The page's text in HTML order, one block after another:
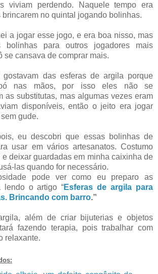
viviam perdendo. Naquele tempo era
brincarem no quintal jogando bolinhas.
a jogar esse jogo, e era boa nisso, mas
bolinhas para outros jogadores mais
se cansava de comprar mais.
das esferas de argila porque
nas mãos, por isso eles não se
as substitutas, mas algumas vezes eram
disponíveis, então o jeito era jogar
gude.
eu descobri que essas bolinhas de
usar em vários artesanatos. Costumo
e deixar guardadas em minha caixinha de
las quando for necessário.
pode ver como eu preparo as
lendo o artigo “Esferas de argila para
Brincando com barro.”
além de criar bijuterias e objetos
fazendo terapia, pois trabalhar com
relaxante.